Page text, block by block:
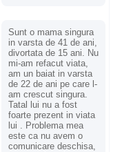
Sunt o mama singura
in varsta de 41 de ani,
divortata de 15 ani. Nu
mi-am refacut viata,
am un baiat in varsta
de 22 de ani pe care l-
am crescut singura.
Tatal lui nu a fost
foarte prezent in viata
lui . Problema mea
este ca nu avem o
comunicare deschisa,